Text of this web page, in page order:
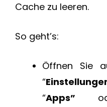
Cache zu leeren.
So geht’s:
Öffnen Sie
“
“Apps”